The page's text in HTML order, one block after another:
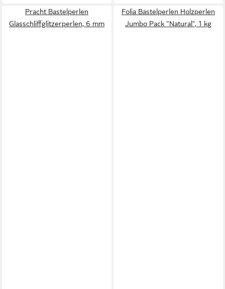
Pracht Bastelperlen
Glasschliffglitzerperlen, 6 mm
Folia Bastelperlen Holzperlen
Jumbo Pack "Natural", 1 kg